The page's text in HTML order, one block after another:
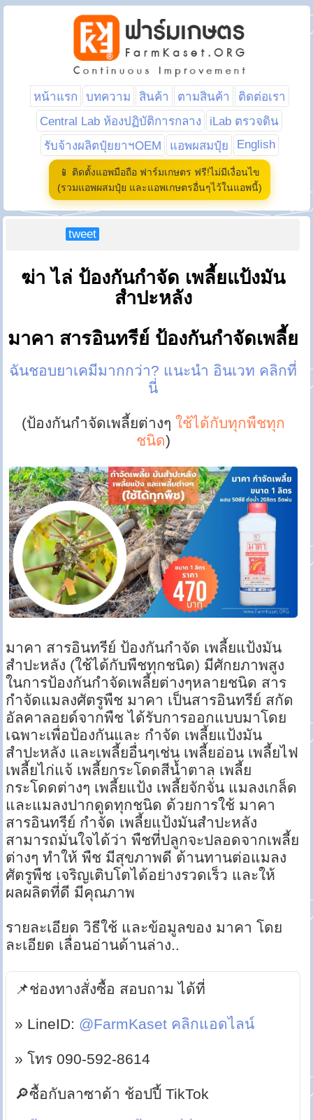
หน้าแรก บทความ สินค้า ตามสินค้า
ติดต่อเรา
Central Lab ห้องปฏิบัติการกลาง
iLab ตรวจดิน
รับจ้างผลิตปุ๋ยยาฯOEM
แอพผสมปุ๋ย English
📱 ติดตั้งแอพมือถือ ฟาร์มเกษตร ฟรี!ไม่มีเงื่อนไข
(รวมแอพผสมปุ๋ย และแอพเกษตรอื่นๆไว้ในแอพนี้)
tweet
ฆ่า ไล่ ป้องกันกำจัด เพลี้ยแป้งมัน
สำปะหลัง
มาคา สารอินทรีย์ ป้องกันกำจัดเพลี้ย
ฉันชอบยาเคมีมากกว่า? แนะนำ อินเวท คลิกที่
นี่
(ป้องกันกำจัดเพลี้ยต่างๆ ใช้ได้กับทุกพืชทุก
ชนิด)
มาคา สารอินทรีย์ ป้องกันกำจัด เพลี้ยแป้งมัน
สำปะหลัง (ใช้ได้กับพืชทุกชนิด) มีศักยภาพสูง
ในการป้องกันกำจัดเพลี้ยต่างๆหลายชนิด สาร
กำจัดแมลงศัตรูพืช มาคา เป็นสารอินทรีย์ สกัด
อัลคาลอยด์จากพืช ได้รับการออกแบบมาโดย
เฉพาะเพื่อป้องกันและ กำจัด เพลี้ยแป้งมัน
สำปะหลัง และเพลี้ยอื่นๆเช่น เพลี้ยอ่อน เพลี้ยไฟ
เพลี้ยไก่แจ้ เพลี้ยกระโดดสีน้ำตาล เพลี้ย
กระโดดต่างๆ เพลี้ยแป้ง เพลี้ยจักจั่น แมลงเกล็ด
และแมลงปากดูดทุกชนิด ด้วยการใช้ มาคา
สารอินทรีย์ กำจัด เพลี้ยแป้งมันสำปะหลัง
สามารถมั่นใจได้ว่า พืชที่ปลูกจะปลอดจากเพลี้ย
ต่างๆ ทำให้ พืช มีสุขภาพดี ต้านทานต่อแมลง
ศัตรูพืช เจริญเติบโตได้อย่างรวดเร็ว และให้
ผลผลิตที่ดี มีคุณภาพ
รายละเอียด วิธีใช้ และข้อมูลของ มาคา โดย
ละเอียด เลื่อนอ่านด้านล่าง..
📌ช่องทางสั่งซื้อ สอบถาม ได้ที่
» LineID: @FarmKaset คลิกแอดไลน์
» โทร 090-592-8614
🔎ซื้อกับลาซาด้า ช้อปปี้ TikTok